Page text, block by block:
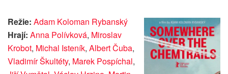
Režie: Adam Koloman Rybanský
Hrají: Anna Polívková, Miroslav
Krobot, Michal Isteník, Albert Čuba,
Vladimír Škultéty, Marek Pospíchal,